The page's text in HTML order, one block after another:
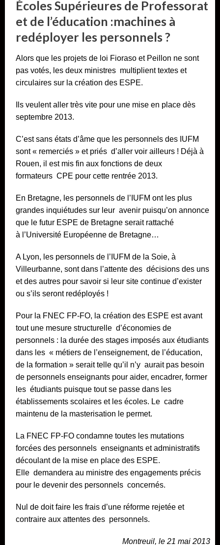
Écoles Supérieures de Professorat
et de l’éducation :machines à
redéployer les personnels ?
Alors que les projets de loi Fioraso et Peillon ne sont
pas votés, les deux ministres multiplient textes et
circulaires sur la création des ESPE.
Ils veulent aller très vite pour une mise en place dès
septembre 2013.
C’est sans états d’âme que les personnels des IUFM
sont « remerciés » et priés d’aller voir ailleurs ! Déjà à
Rouen, il est mis fin aux fonctions de deux
formateurs CPE pour cette rentrée 2013.
En Bretagne, les personnels de l’IUFM ont les plus
grandes inquiétudes sur leur avenir puisqu’on annonce
que le futur ESPE de Bretagne serait rattaché
à l’Université Européenne de Bretagne…
A Lyon, les personnels de l’IUFM de la Soie, à
Villeurbanne, sont dans l’attente des décisions des uns
et des autres pour savoir si leur site continue d’exister
ou s’ils seront redéployés !
Pour la FNEC FP-FO, la création des ESPE est avant
tout une mesure structurelle d’économies de
personnels : la durée des stages imposés aux étudiants
dans les « métiers de l’enseignement, de l’éducation,
de la formation » serait telle qu’il n’y aurait pas besoin
de personnels enseignants pour aider, encadrer, former
les étudiants puisque tout se passe dans les
établissements scolaires et les écoles. Le cadre
maintenu de la masterisation le permet.
La FNEC FP-FO condamne toutes les mutations
forcées des personnels enseignants et administratifs
découlant de la mise en place des ESPE.
Elle demandera au ministre des engagements précis
pour le devenir des personnels concernés.
Nul de doit faire les frais d’une réforme rejetée et
contraire aux attentes des personnels.
Montreuil, le 21 mai 2013